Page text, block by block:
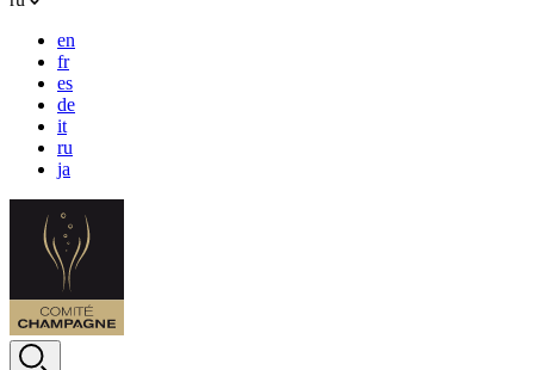
en
fr
es
de
it
ru
ja